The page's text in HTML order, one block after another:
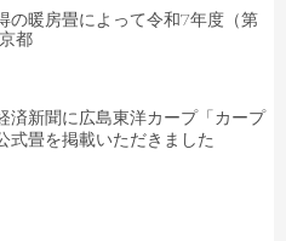
の暖房畳によって令和7年度（第
都
済新聞に広島東洋カープ「カープ
式畳を掲載いただきました